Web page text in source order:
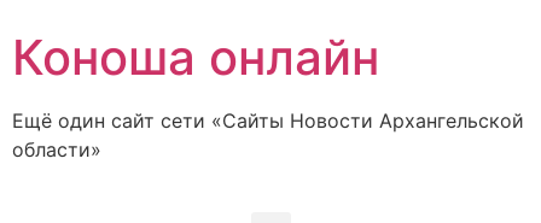
Коноша онлайн
Ещё один сайт сети «Сайты Новости Архангельской
области»